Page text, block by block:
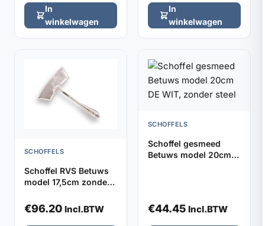
In
winkelwagen
In
winkelwagen
SCHOFFELS
Schoffel RVS Betuws
model 17,5cm zonder
€96.20 Incl.BTW
SCHOFFELS
Schoffel gesmeed
Betuws model 20cm
€44.45 Incl.BTW